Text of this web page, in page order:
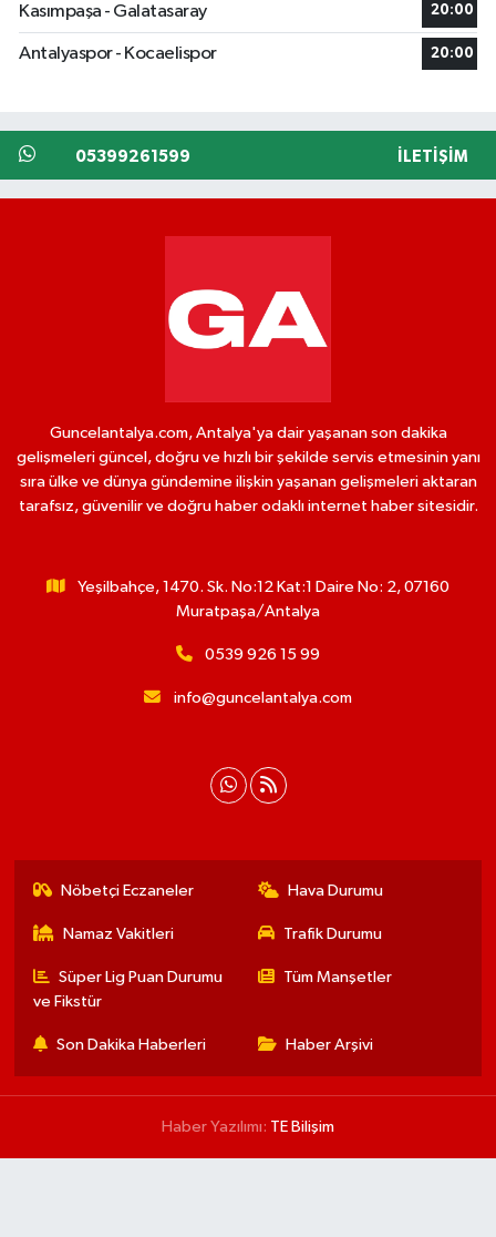
Kasımpaşa - Galatasaray 20:00
Antalyaspor - Kocaelispor 20:00
05399261599 İLETIŞIM
Guncelantalya.com, Antalya'ya dair yaşanan son dakika
gelişmeleri güncel, doğru ve hızlı bir şekilde servis etmesinin yanı
sıra ülke ve dünya gündemine ilişkin yaşanan gelişmeleri aktaran
tarafsız, güvenilir ve doğru haber odaklı internet haber sitesidir.
Yeşilbahçe, 1470. Sk. No:12 Kat:1 Daire No: 2, 07160
Muratpaşa/Antalya
0539 926 15 99
info@guncelantalya.com
Nöbetçi Eczaneler Hava Durumu
Namaz Vakitleri Trafik Durumu
Süper Lig Puan Durumu
ve Fikstür
Tüm Manşetler
Son Dakika Haberleri Haber Arşivi
Haber Yazılımı: TE Bilişim